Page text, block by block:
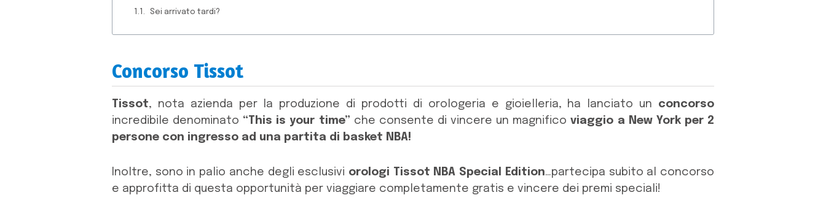
Sei arrivato tardi?
Concorso Tissot
Tissot, nota azienda per la produzione di prodotti di orologeria e gioielleria, ha lanciato un concorso
incredibile denominato “This is your time” che consente di vincere un magnificoviaggio a New York per 2
persone con ingresso ad una partita di basket NBA!
Inoltre, sono in palio anche degli esclusivi orologi Tissot NBA Special Edition…partecipa subito al concorso
e approfitta di questa opportunità per viaggiare completamente gratis e vincere dei premi speciali!